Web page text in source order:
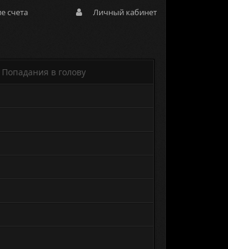
счета Личный кабинет
Попадания в голову